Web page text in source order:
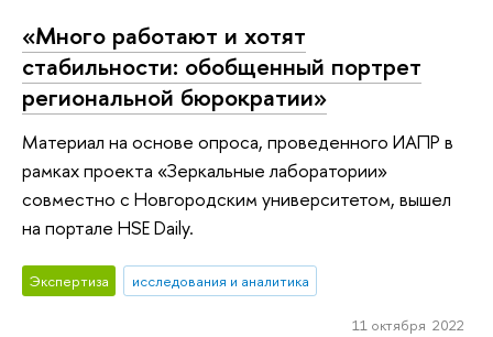
«Много работают и хотят
стабильности: обобщенный портрет
региональной бюрократии»
Материал на основе опроса, проведенного ИАПР в
рамках проекта «Зеркальные лаборатории»
совместно с Новгородским университетом, вышел
на портале HSE Daily.
Экспертиза исследования и аналитика
11 октября 2022